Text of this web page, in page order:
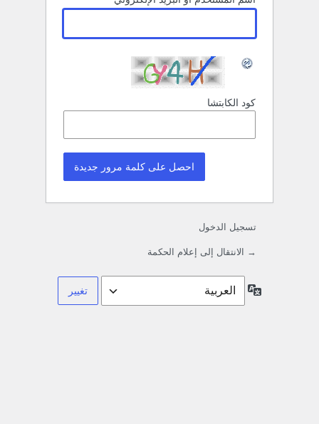
كود الكابتشا
تسجيل الدخول
→ الانتقال إلى إعلام الحكمة
اللغة